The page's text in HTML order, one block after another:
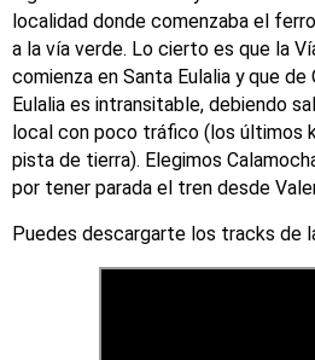
localidad donde comenzaba el
a la vía verde. Lo cierto es que la
comienza en Santa Eulalia y que de
Eulalia es intransitable, debiendo
local con poco tráfico (los últimos
pista de tierra). Elegimos
por tener parada el tren desde
Puedes descargarte los tracks de